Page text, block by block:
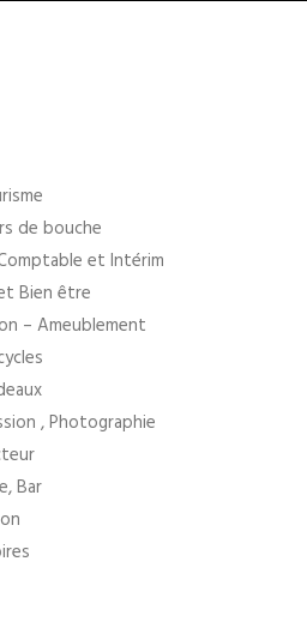
de bouche
et Intérim
Bien être
– Ameublement
, Photographie
Bar